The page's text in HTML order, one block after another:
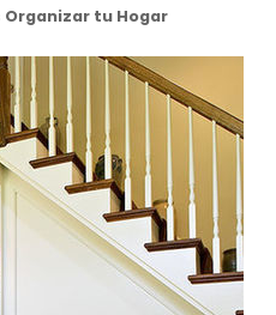
tu Hogar